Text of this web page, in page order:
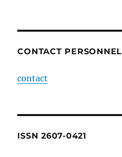
CONTACT PERSONNEL
contact
ISSN 2607-0421